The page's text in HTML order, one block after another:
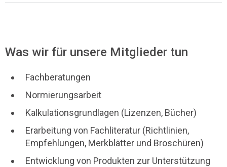
Was wir für unsere Mitglieder tun
Fachberatungen
Normierungsarbeit
Kalkulationsgrundlagen (Lizenzen, Bücher)
Erarbeitung von Fachliteratur (Richtlinien,
Empfehlungen, Merkblätter und Broschüren)
Entwicklung von Produkten zur Unterstützung